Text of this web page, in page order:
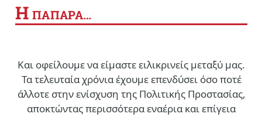
Η ΠΑΠΑΡΑ…
Και οφείλουμε να είμαστε ειλικρινείς μεταξύ μας.
Τα τελευταία χρόνια έχουμε επενδύσει όσο ποτέ
άλλοτε στην ενίσχυση της Πολιτικής Προστασίας,
αποκτώντας περισσότερα εναέρια και επίγεια